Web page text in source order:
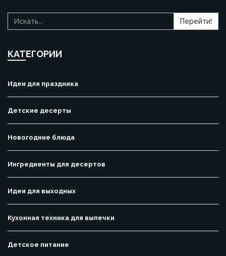
Перейти!
КАТЕГОРИИ
Идеи для праздника
Детские десерты
Новогодние блюда
Ингредиенты для десертов
Идеи для выходных
Кухонная техника для выпечки
Детское питание